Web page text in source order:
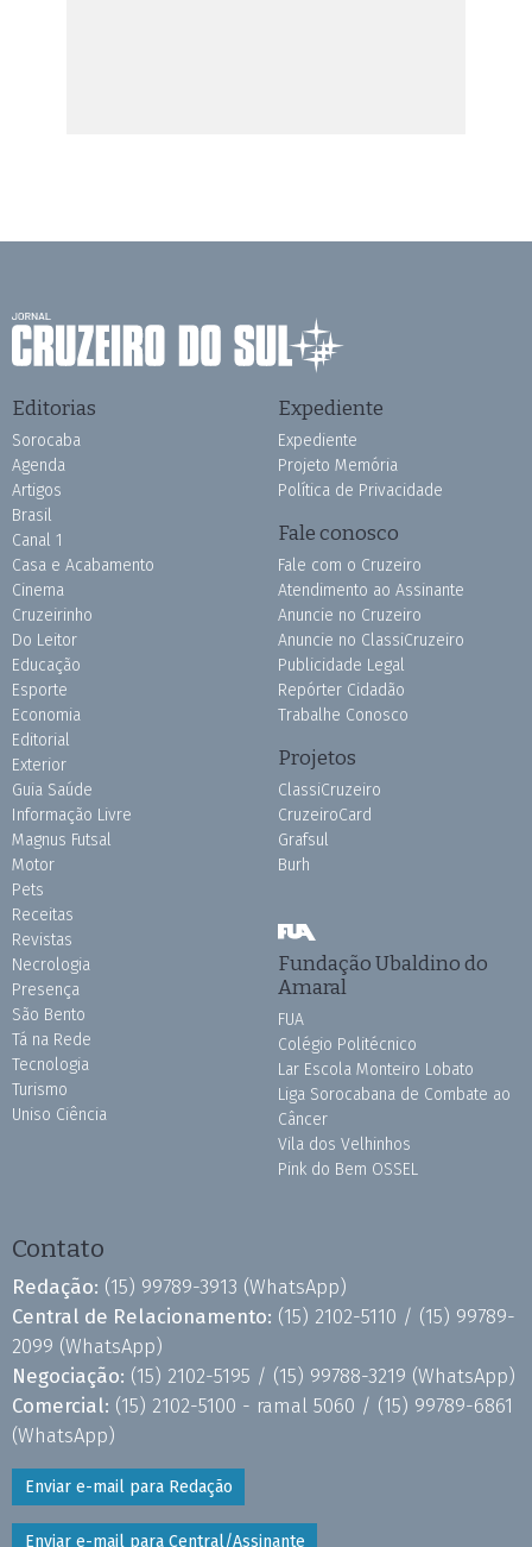
Editorias
Sorocaba
Agenda
Artigos
Brasil
Canal 1
Casa e Acabamento
Cinema
Cruzeirinho
Do Leitor
Educação
Esporte
Economia
Editorial
Exterior
Guia Saúde
Informação Livre
Magnus Futsal
Motor
Pets
Receitas
Revistas
Necrologia
Presença
São Bento
Tá na Rede
Tecnologia
Turismo
Uniso Ciência
Expediente
Expediente
Projeto Memória
Política de Privacidade
Fale conosco
Fale com o Cruzeiro
Atendimento ao Assinante
Anuncie no Cruzeiro
Anuncie no ClassiCruzeiro
Publicidade Legal
Repórter Cidadão
Trabalhe Conosco
Projetos
ClassiCruzeiro
CruzeiroCard
Grafsul
Burh
Fundação Ubaldino do
Amaral
FUA
Colégio Politécnico
Lar Escola Monteiro Lobato
Liga Sorocabana de Combate ao
Câncer
Vila dos Velhinhos
Pink do Bem OSSEL
Contato
Redação: (15) 99789-3913 (WhatsApp)
Central de Relacionamento: (15) 2102-5110 / (15) 99789-
2099 (WhatsApp)
Negociação: (15) 2102-5195 / (15) 99788-3219 (WhatsApp)
Comercial: (15) 2102-5100 - ramal 5060 / (15) 99789-6861
(WhatsApp)
Enviar e-mail para Redação
Enviar e-mail para Central/Assinante